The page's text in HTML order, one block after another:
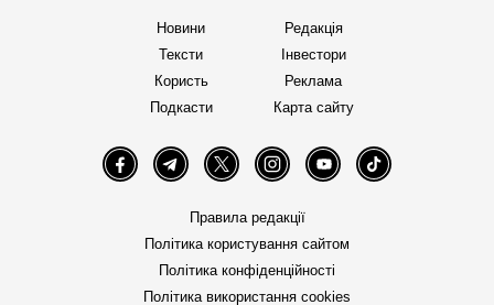
Новини
Тексти
Користь
Подкасти
Редакція
Інвестори
Реклама
Карта сайту
FacebookTelegramTwitter InstagramYouTube TikTok
Правила редакції
Політика користування сайтом
Політика конфіденційності
Політика використання cookies